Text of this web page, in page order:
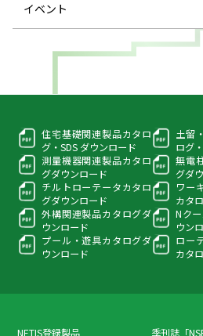
イベント
住宅基礎関連製品カタロ
グ・SDS ダウンロード
土留
ログ・
測量機器関連製品カタロ
グダウンロード
無電
グダ
チルトローテータカタロ
グダウンロード
ワー
カタ
外構関連製品カタログダ
ウンロード
Nク
ウン
プール・遊具カタログダ
ウンロード
ロー
カタ
NETIS登録製品 季刊誌「